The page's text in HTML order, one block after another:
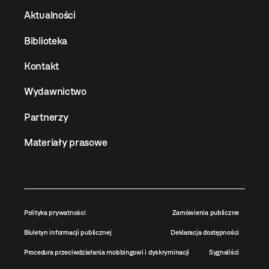
Aktualności
Biblioteka
Kontakt
Wydawnictwo
Partnerzy
Materiały prasowe
Polityka prywatności Zamówienia publiczne
Biuletyn informacji publicznej Deklaracja dostępności
Procedura przeciwdziałania mobbingowi i dyskryminacji Sygnaliści